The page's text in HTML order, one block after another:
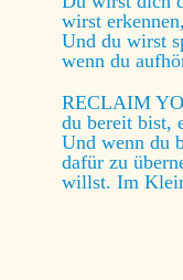
wirst
Und du wirst
wenn du
RECLAIM
du bereit bist,
Und wenn du
dafür zu
willst. Im